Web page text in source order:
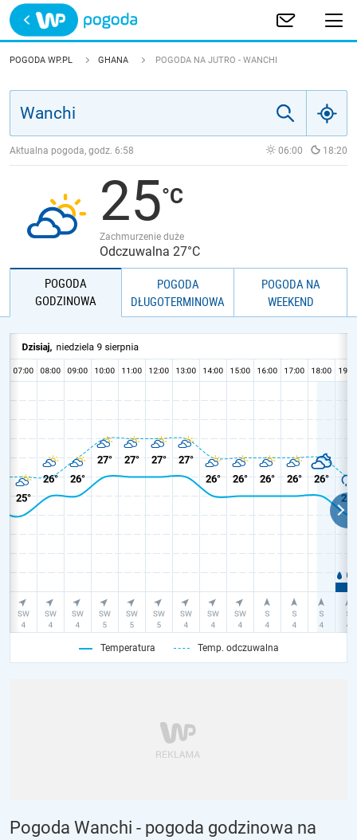
Trwa ładowanie
POLSKA
JAKOŚĆ POWIETRZA
POGODA WP.PL GHANA POGODA NA JUTRO - WANCHI
Aktualna pogoda, godz. 6:58 06:00 18:20
25
Zachmurzenie duże
Odczuwalna 27°C
POGODA
GODZINOWA
POGODA
DŁUGOTERMINOWA
POGODA NA
WEEKEND
Temperatura Temp. odczuwalna
Pogoda Wanchi - pogoda godzinowa na